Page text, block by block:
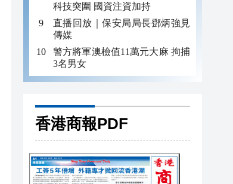
科技突圍 國資注資加持
直播回放｜保安局局長鄧炳強見
傳媒
警方將軍澳檢值11萬元大麻 拘捕
3名男女
香港商報PDF